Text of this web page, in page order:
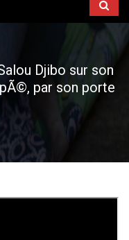
Djibo sur son
par son porte